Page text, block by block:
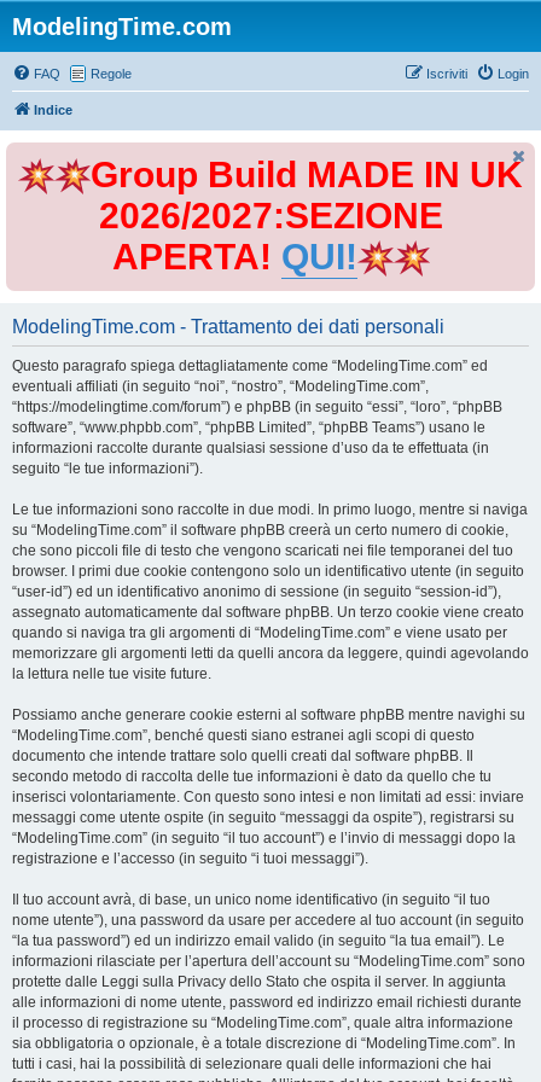
ModelingTime.com
FAQ Regole Login
Iscriviti
Indice
Group Build MADE IN UK
2026/2027:SEZIONE
APERTA! QUI!
ModelingTime.com - Trattamento dei dati personali
Questo paragrafo spiega dettagliatamente come “ModelingTime.com” ed
eventuali affiliati (in seguito “noi”, “nostro”, “ModelingTime.com”,
“https://modelingtime.com/forum”) e phpBB (in seguito “essi”, “loro”, “phpBB
software”, “www.phpbb.com”, “phpBB Limited”, “phpBB Teams”) usano le
informazioni raccolte durante qualsiasi sessione d’uso da te effettuata (in
seguito “le tue informazioni”).
Le tue informazioni sono raccolte in due modi. In primo luogo, mentre si naviga
su “ModelingTime.com” il software phpBB creerà un certo numero di cookie,
che sono piccoli file di testo che vengono scaricati nei file temporanei del tuo
browser. I primi due cookie contengono solo un identificativo utente (in seguito
“user-id”) ed un identificativo anonimo di sessione (in seguito “session-id”),
assegnato automaticamente dal software phpBB. Un terzo cookie viene creato
quando si naviga tra gli argomenti di “ModelingTime.com” e viene usato per
memorizzare gli argomenti letti da quelli ancora da leggere, quindi agevolando
la lettura nelle tue visite future.
Possiamo anche generare cookie esterni al software phpBB mentre navighi su
“ModelingTime.com”, benché questi siano estranei agli scopi di questo
documento che intende trattare solo quelli creati dal software phpBB. Il
secondo metodo di raccolta delle tue informazioni è dato da quello che tu
inserisci volontariamente. Con questo sono intesi e non limitati ad essi: inviare
messaggi come utente ospite (in seguito “messaggi da ospite”), registrarsi su
“ModelingTime.com” (in seguito “il tuo account”) e l’invio di messaggi dopo la
registrazione e l’accesso (in seguito “i tuoi messaggi”).
Il tuo account avrà, di base, un unico nome identificativo (in seguito “il tuo
nome utente”), una password da usare per accedere al tuo account (in seguito
“la tua password”) ed un indirizzo email valido (in seguito “la tua email”). Le
informazioni rilasciate per l’apertura dell’account su “ModelingTime.com” sono
protette dalle Leggi sulla Privacy dello Stato che ospita il server. In aggiunta
alle informazioni di nome utente, password ed indirizzo email richiesti durante
il processo di registrazione su “ModelingTime.com”, quale altra informazione
sia obbligatoria o opzionale, è a totale discrezione di “ModelingTime.com”. In
tutti i casi, hai la possibilità di selezionare quali delle informazioni che hai